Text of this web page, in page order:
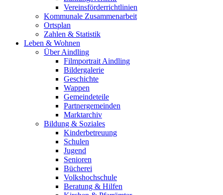
Vereinsförderrichtlinien
Kommunale Zusammenarbeit
Ortsplan
Zahlen & Statistik
Leben & Wohnen
Über Aindling
Filmportrait Aindling
Bildergalerie
Geschichte
Wappen
Gemeindeteile
Partnergemeinden
Marktarchiv
Bildung & Soziales
Kinderbetreuung
Schulen
Jugend
Senioren
Bücherei
Volkshochschule
Beratung & Hilfen